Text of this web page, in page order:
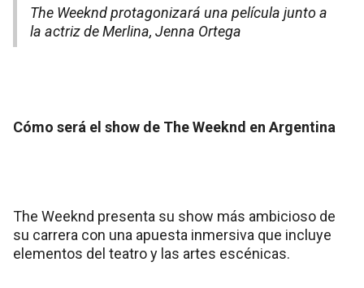
The Weeknd protagonizará una película junto a
la actriz de Merlina, Jenna Ortega
Cómo será el show de The Weeknd en Argentina
The Weeknd presenta su show más ambicioso de
su carrera con una apuesta inmersiva que incluye
elementos del teatro y las artes escénicas.